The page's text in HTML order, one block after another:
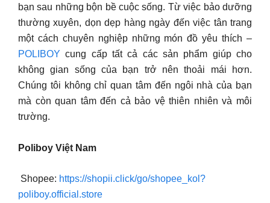
bạn sau những bộn bề cuộc sống. Từ việc bảo dưỡng
thường xuyên, dọn dẹp hàng ngày đến việc tân trang
một cách chuyên nghiệp những món đồ yêu thích –
POLIBOY cung cấp tất cả các sản phẩm giúp cho
không gian sống của bạn trở nên thoải mái hơn.
Chúng tôi không chỉ quan tâm đến ngôi nhà của bạn
mà còn quan tâm đến cả bảo vệ thiên nhiên và môi
trường.
Poliboy Việt Nam
Shopee: https://shopii.click/go/shopee_kol?
poliboy.official.store